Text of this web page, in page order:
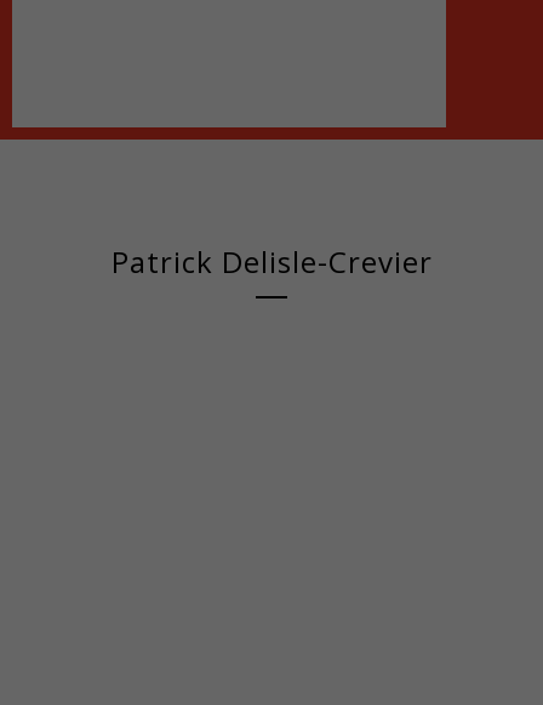
Patrick Delisle-Crevier